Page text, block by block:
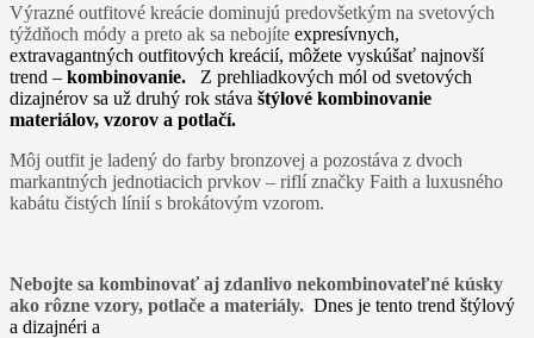
Výrazné outfitové kreácie dominujú predovšetkým na svetových
týždňoch módy a preto ak sa nebojíte expresívnych,
extravagantných outfitových kreácií, môžete vyskúšať najnovší
trend – kombinovanie. Z prehliadkových mól od svetových
dizajnérov sa už druhý rok stáva štýlové kombinovanie
materiálov, vzorov a potlačí.
Môj outfit je ladený do farby bronzovej a pozostáva z dvoch
markantných jednotiacich prvkov – riflí značky Faith a luxusného
kabátu čistých línií s brokátovým vzorom.
Nebojte sa kombinovať aj zdanlivo nekombinovateľné kúsky
ako rôzne vzory, potlače a materiály. Dnes je tento trend štýlový
a dizajnéri a